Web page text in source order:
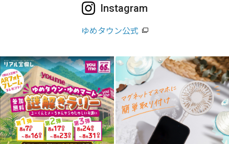
Instagram
ゆめタウン公式